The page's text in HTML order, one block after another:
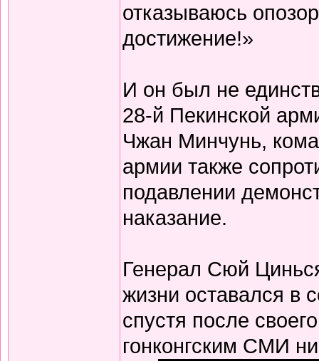
отказываюсь
достижение!»
И он был не
28-й Пекинской
Чжан Минчунь,
армии также
подавлении
наказание.
Генерал Сюй
жизни оставался в
спустя после
гонконгским СМИ